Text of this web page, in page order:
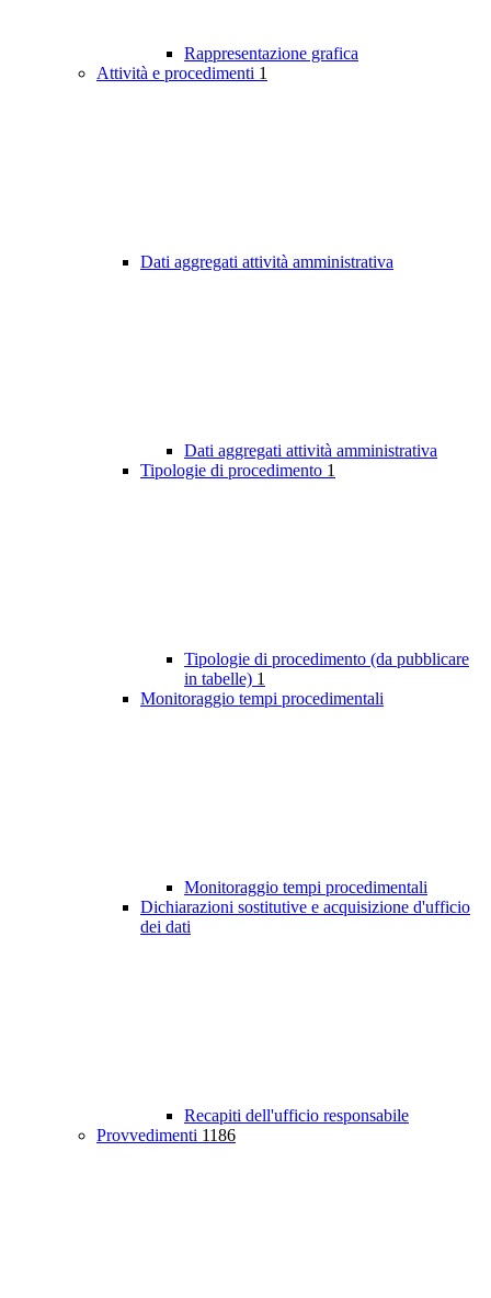
Rappresentazione grafica
Attività e procedimenti 1
Dati aggregati attività amministrativa
Dati aggregati attività amministrativa
Tipologie di procedimento 1
Tipologie di procedimento (da pubblicare
in tabelle) 1
Monitoraggio tempi procedimentali
Monitoraggio tempi procedimentali
Dichiarazioni sostitutive e acquisizione d'ufficio
dei dati
Recapiti dell'ufficio responsabile
Provvedimenti 1186